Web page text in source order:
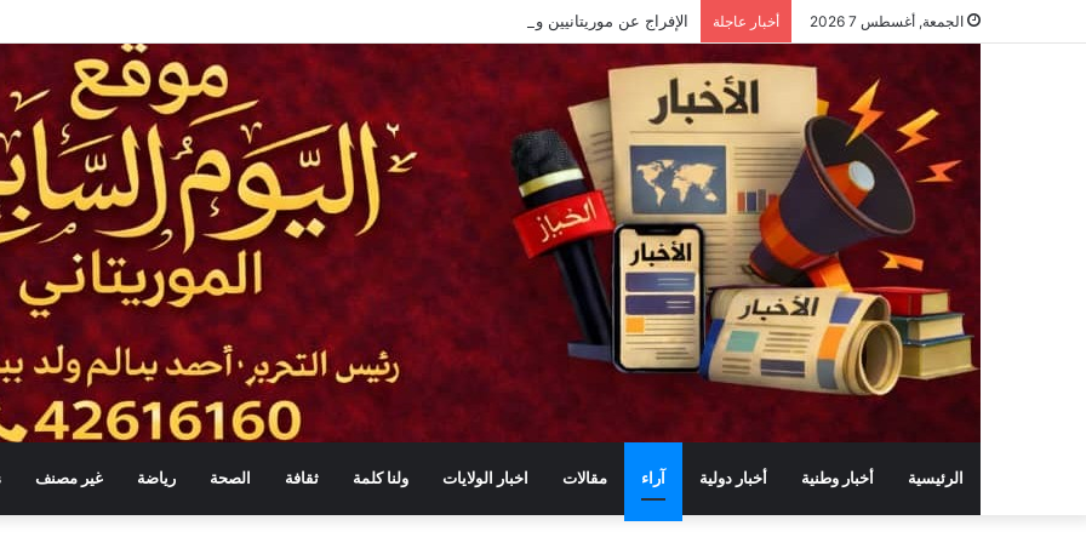
الجمعة, أغسطس 7 2026 أخبار عاجلة
الرئيسية أخبار وطنية أخبار دولية آراء مقالات اخبار الولايات ولنا كلمة ثقافة الصحة رياضة غير مصنف